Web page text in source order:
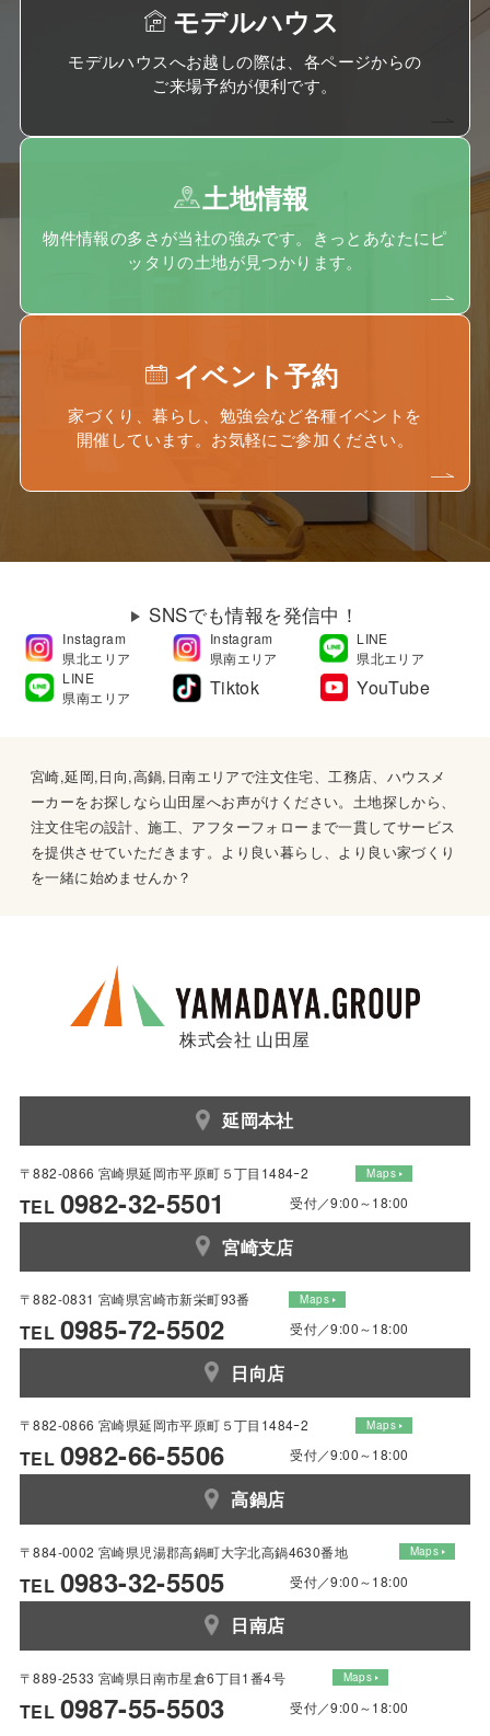
モデルハウス
モデルハウスへお越しの際は、各ページからの
ご来場予約が便利です。
土地情報
物件情報の多さが当社の強みです。きっとあなたにピ
ッタリの土地が見つかります。
イベント予約
家づくり、暮らし、勉強会など各種イベントを
開催しています。お気軽にご参加ください。
SNSでも情報を発信中！
Instagram
県北エリア
Instagram
県南エリア
LINE
県北エリア
LINE
県南エリア
Tiktok YouTube
宮崎,延岡,日向,高鍋,日南エリアで注文住宅、工務店、ハウスメ
ーカーをお探しなら山田屋へお声がけください。土地探しから、
注文住宅の設計、施工、アフターフォローまで一貫してサービス
を提供させていただきます。より良い暮らし、より良い家づくり
を一緒に始めませんか？
株式会社 山田屋
延岡本社
〒882-0866 宮崎県延岡市平原町５丁目1484ｰ2 Maps
TEL 0982-32-5501 受付／9:00～18:00
宮崎支店
〒882-0831 宮崎県宮崎市新栄町93番 Maps
TEL 0985-72-5502 受付／9:00～18:00
日向店
〒882-0866 宮崎県延岡市平原町５丁目1484ｰ2 Maps
TEL 0982-66-5506 受付／9:00～18:00
高鍋店
〒884-0002 宮崎県児湯郡高鍋町大字北高鍋4630番地 Maps
TEL 0983-32-5505 受付／9:00～18:00
日南店
〒889-2533 宮崎県日南市星倉6丁目1番4号 Maps
TEL 0987-55-5503 受付／9:00～18:00